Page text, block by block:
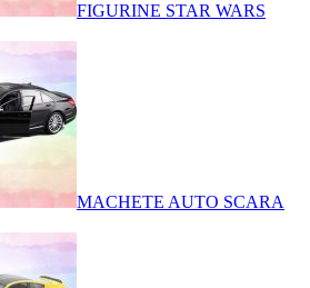
FIGURINE STAR WARS
MACHETE AUTO SCARA